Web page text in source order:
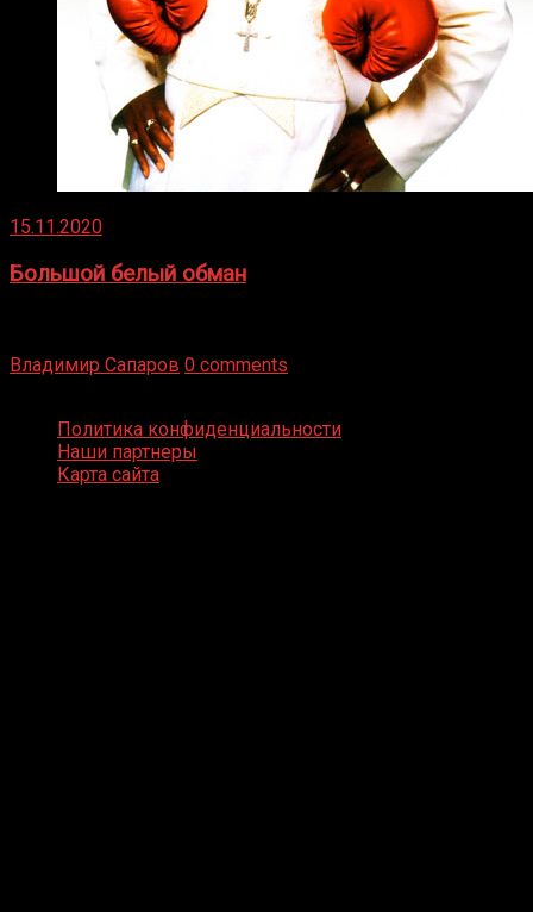
15.11.2020
Большой белый обман
Владимир Сапаров 0 comments
Политика конфиденциальности
Наши партнеры
Карта сайта